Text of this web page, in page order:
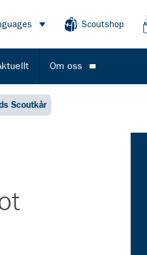
Öppna menyScoutshop
Om oss Öppna meny
Scoutkår